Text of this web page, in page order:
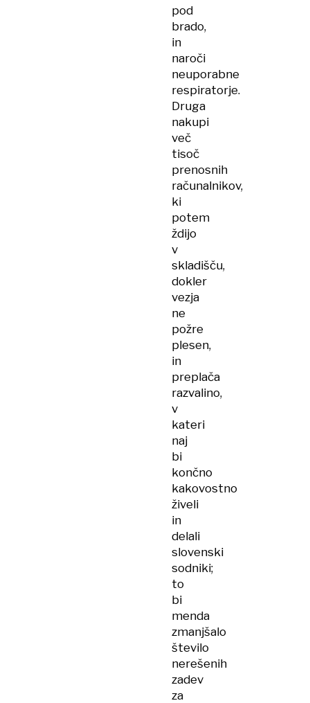
pod
brado,
in
naroči
neuporabne
respiratorje.
Druga
nakupi
več
tisoč
prenosnih
računalnikov,
ki
potem
ždijo
v
skladišču,
dokler
vezja
ne
požre
plesen,
in
preplača
razvalino,
v
kateri
naj
bi
končno
kakovostno
živeli
in
delali
slovenski
sodniki;
to
bi
menda
zmanjšalo
število
nerešenih
zadev
za